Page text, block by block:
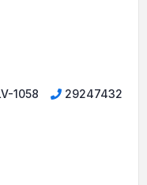
1058 29247432